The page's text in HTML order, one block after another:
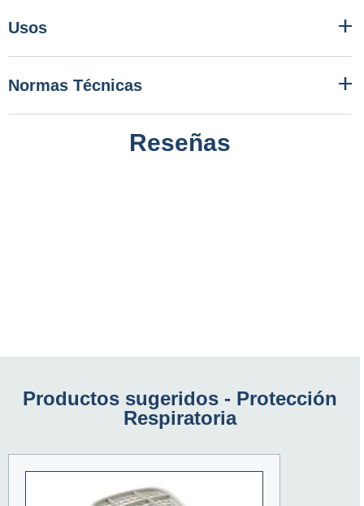
Usos
Normas Técnicas
Reseñas
Productos sugeridos - Protección
Respiratoria